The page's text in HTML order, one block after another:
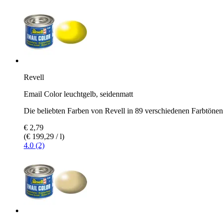
Revell
Email Color leuchtgelb, seidenmatt
Die beliebten Farben von Revell in 89 verschiedenen Farbtönen
€ 2,79
(€ 199,29 / l)
4.0 (2)